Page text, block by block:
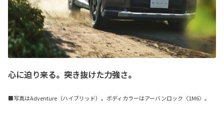
心に迫り来る。突き抜けた力強さ。
■写真はAdventure（ハイブリッド）。ボディカラーはアーバンロック〈1M6〉。